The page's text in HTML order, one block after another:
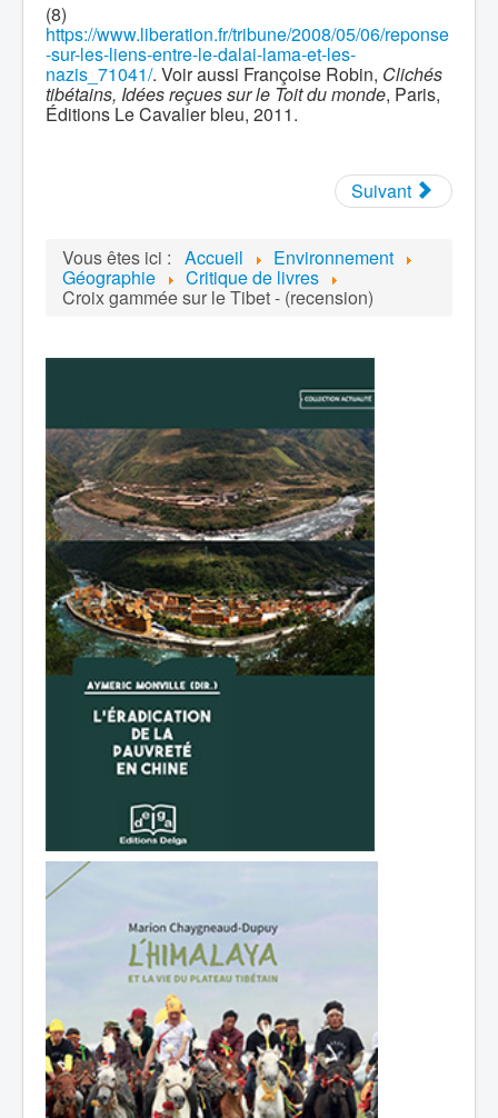
(8)
https://www.liberation.fr/tribune/2008/05/06/reponse
-sur-les-liens-entre-le-dalai-lama-et-les-
nazis_71041/. Voir aussi Françoise Robin, Clichés
tibétains, Idées reçues sur le Toit du monde, Paris,
Éditions Le Cavalier bleu, 2011.
Suivant
Vous êtes ici : Accueil Environnement
Géographie Critique de livres
Croix gammée sur le Tibet - (recension)